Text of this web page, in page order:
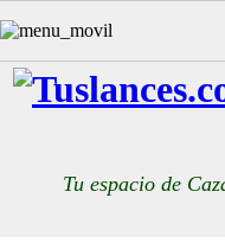
Tu espacio de